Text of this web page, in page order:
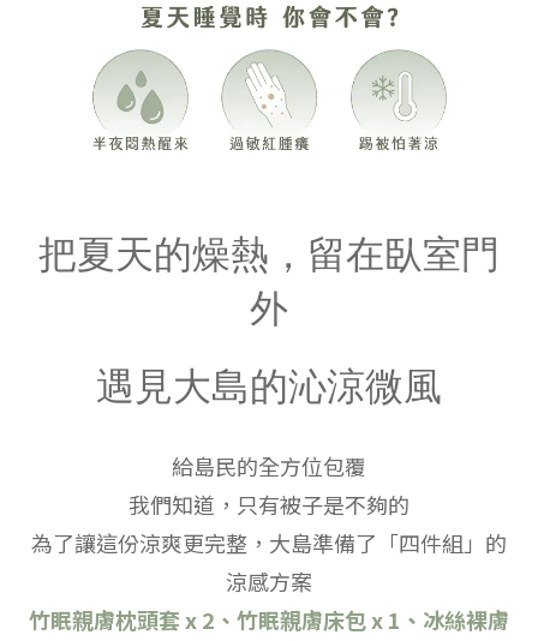
把夏天的燥熱，留在臥室門
外
遇見大島的沁涼微風
給島民的全方位包覆
我們知道，只有被子是不夠的
為了讓這份涼爽更完整，大島準備了「四件組」的
涼感方案
竹眠親膚枕頭套 x 2、竹眠親膚床包 x 1、冰絲裸膚